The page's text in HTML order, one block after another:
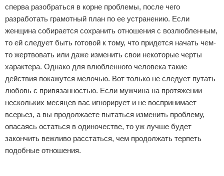
сперва разобраться в корне проблемы, после чего
разработать грамотный план по ее устранению. Если
женщина собирается сохранить отношения с возлюбленным,
то ей следует быть готовой к тому, что придется начать чем-
то жертвовать или даже изменить свои некоторые черты
характера. Однако для влюбленного человека такие
действия покажутся мелочью. Вот только не следует путать
любовь с привязанностью. Если мужчина на протяжении
нескольких месяцев вас игнорирует и не воспринимает
всерьез, а вы продолжаете пытаться изменить проблему,
опасаясь остаться в одиночестве, то уж лучше будет
закончить вежливо расстаться, чем продолжать терпеть
подобные отношения.